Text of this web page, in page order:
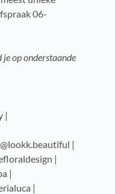
06-
je op onderstaande
|
|
|
|
|